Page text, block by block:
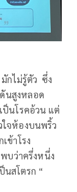
กไม่รู้ตัว ซึ่ง
นสูงหลอด
ป็นโรคอ้วน แต่
ใจห้องบนพริ้ว
ข้าโรง
บว่าครึ่งหนึ่ง
นสโตรก “